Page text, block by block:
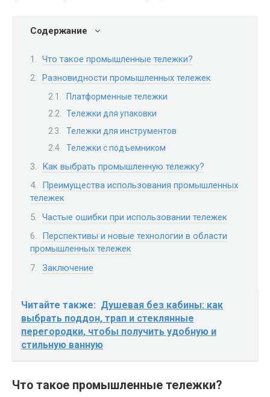
Содержание
Что такое промышленные тележки?
Разновидности промышленных тележек
Платформенные тележки
Тележки для упаковки
Тележки для инструментов
Тележки с подъемником
Как выбрать промышленную тележку?
Преимущества использования промышленных
тележек
Частые ошибки при использовании тележек
Перспективы и новые технологии в области
промышленных тележек
Заключение
Читайте также: Душевая без кабины: как
выбрать поддон, трап и стеклянные
перегородки, чтобы получить удобную и
стильную ванную
Что такое промышленные тележки?